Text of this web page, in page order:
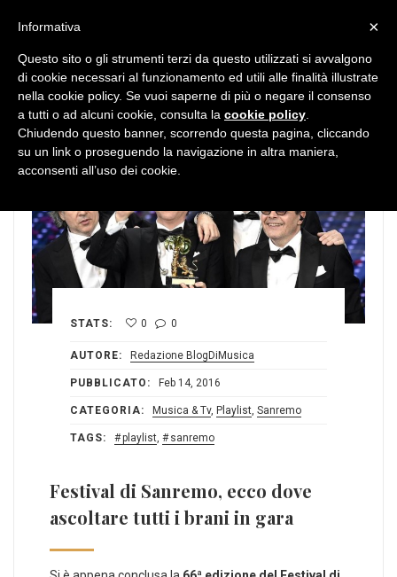
STATS: 0 0
AUTORE: Redazione BlogDiMusica
PUBBLICATO: Feb 14, 2016
CATEGORIA: Musica & Tv, Playlist, Sanremo
TAGS: playlist, sanremo
Festival di Sanremo, ecco dove
ascoltare tutti i brani in gara
×
Informativa
Questo sito o gli strumenti terzi da questo utilizzati si avvalgono
di cookie necessari al funzionamento ed utili alle finalità illustrate
nella cookie policy. Se vuoi saperne di più o negare il consenso
a tutti o ad alcuni cookie, consulta la cookie policy
Chiudendo questo banner, scorrendo questa pagina, cliccando
su un link o proseguendo la navigazione in altra maniera,
acconsenti all’uso dei cookie.